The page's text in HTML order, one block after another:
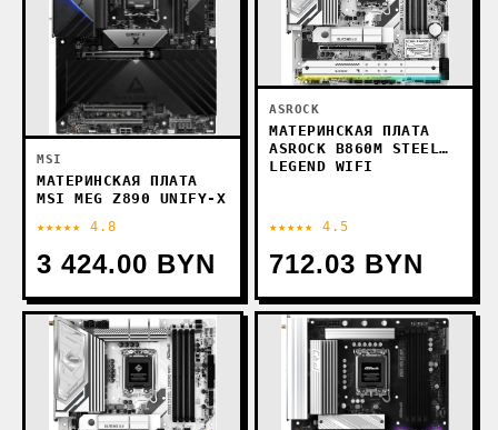
MSI
МАТЕРИНСКАЯ ПЛАТА
MSI MEG Z890 UNIFY-X
★★★★★ 4.8
3 424.00 BYN
ASROCK
МАТЕРИНСКАЯ ПЛАТА
ASROCK B860M STEEL
LEGEND WIFI
★★★★★ 4.5
712.03 BYN